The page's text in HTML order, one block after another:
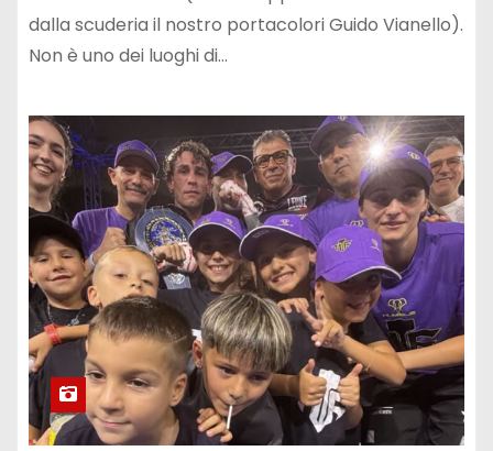
dalla scuderia il nostro portacolori Guido Vianello).
Non è uno dei luoghi di…